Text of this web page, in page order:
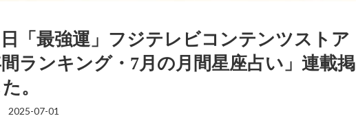
日「最強運」フジテレビコンテンツストア
間ランキング・7月の月間星座占い」連載掲
。
最
2025-07-01